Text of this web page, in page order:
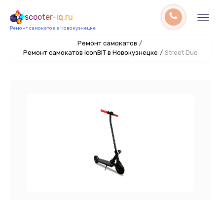
scooter-iq.ru
Ремонт самокатов в Новокузнецке
Ремонт самокатов /
Ремонт самокатов iconBIT в Новокузнецке / Street Duo